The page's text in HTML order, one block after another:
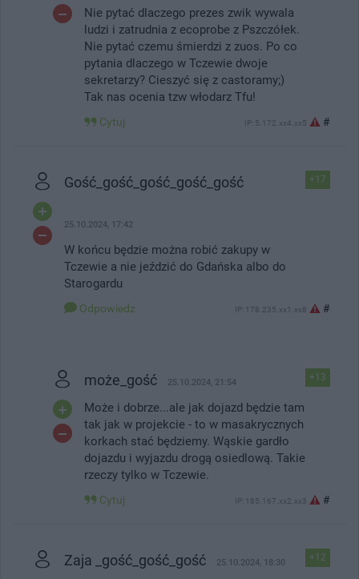
Nie pytać dlaczego prezes zwik wywala
ludzi i zatrudnia z ecoprobe z Pszczółek.
Nie pytać czemu śmierdzi z zuos. Po co
pytania dlaczego w Tczewie dwoje
sekretarzy? Cieszyć się z castoramy;)
Tak nas ocenia tzw włodarz Tfu!
Cytuj IP: 5.172.xx4.xx5 #
+17
Gość_gość_gość_gość_gość
25.10.2024, 17:42
W końcu będzie można robić zakupy w
Tczewie a nie jeździć do Gdańska albo do
Starogardu
Odpowiedz IP: 178.235.xx1.xx8 #
+13
może_gość 25.10.2024, 21:54
Może i dobrze...ale jak dojazd będzie tam
tak jak w projekcie - to w masakrycznych
korkach stać będziemy. Wąskie gardło
dojazdu i wyjazdu drogą osiedlową. Takie
rzeczy tylko w Tczewie.
Cytuj IP: 185.167.xx2.xx3 #
+12
Zaja _gość_gość_gość 25.10.2024, 18:30